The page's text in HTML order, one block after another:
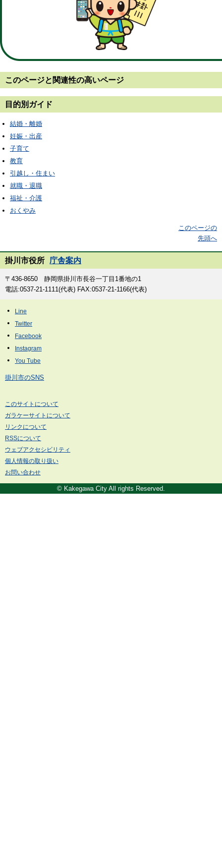
このページと 関連性の高いページ
目的別ガイド
結婚・離婚
妊娠・出産
子育て
教育
引越し・住まい
就職・退職
福祉・介護
おくやみ
このページの
先頭へ
掛川市役所 庁舎案内
〒436-8650 静岡県掛川市長谷一丁目1番地の1
電話:0537-21-1111(代表) FAX:0537-21-1166(代表)
掛川市のSNS
このサイトについて
ガラケーサイトについて
リンクについて
RSSについて
ウェブアクセシビリティ
個人情報の取り扱い
お問い合わせ
© Kakegawa City All rights Reserved.